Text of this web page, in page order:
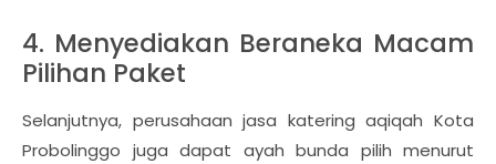
4. Menyediakan Beraneka Macam
Pilihan Paket
Selanjutnya, perusahaan jasa katering aqiqah Kota
Probolinggo juga dapat ayah bunda pilih menurut